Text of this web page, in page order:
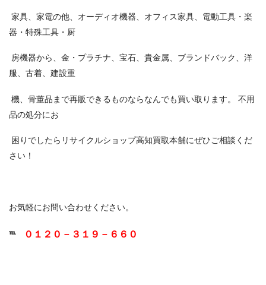
家具、家電の他、オーディオ機器、オフィス家具、電動工具・楽
器・特殊工具・厨
房機器から、金・プラチナ、宝石、貴金属、ブランドバック、洋
服、古着、建設重
機、骨董品まで再販できるものならなんでも買い取ります。 不用
品の処分にお
困りでしたらリサイクルショップ高知買取本舗にぜひご相談くだ
さい！
お気軽にお問い合わせください。
℡ ０１２０－３１９－６６０